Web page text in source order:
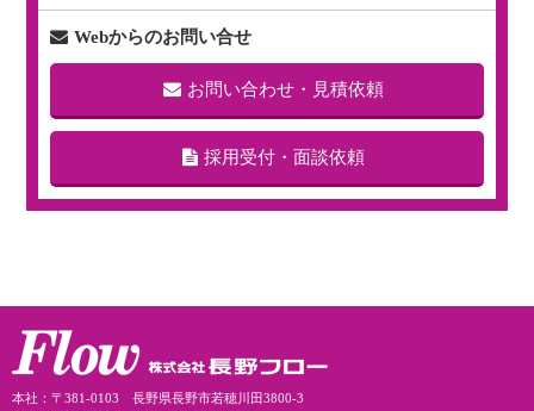
Webからのお問い合せ
お問い合わせ・見積依頼
採用受付・面談依頼
本社：〒381-0103 長野県長野市若穂川田3800-3